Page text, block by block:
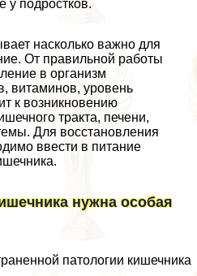
у подростков.
насколько важно для
От правильной работы
в организм
витаминов, уровень
к возникновению
тpaкта, печени,
Для восстановления
ввести в питание
нужна особая
патологии кишечника